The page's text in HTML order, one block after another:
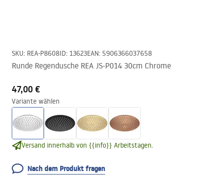
SKU: REA-P8608ID: 13623EAN: 5906366037658
Runde Regendusche REA JS-P014 30cm Chrome
47,00 €
Variante wählen
Versand innerhalb von {{info}} Arbeitstagen.
Nach dem Produkt fragen